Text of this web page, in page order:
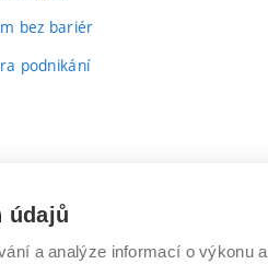
bez bariér
podnikání
údajů
a analýze informací o výkonu a